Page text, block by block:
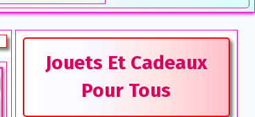
Jouets Et Cadeaux
Pour Tous